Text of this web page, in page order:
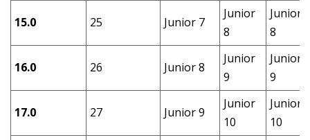
15.0 25 Junior 7
Junior
8
Junior
8
16.0 26 Junior 8
Junior
9
Junior
9
17.0 27 Junior 9
Junior
10
Junior
10